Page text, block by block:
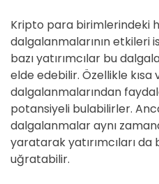
Kripto para birimlerindeki
dalgalanmalarının etkileri
bazı yatırımcılar bu
elde edebilir. Özellikle
dalgalanmalarından
potansiyeli bulabilirler.
dalgalanmalar aynı
yaratarak yatırımcıları
uğratabilir.